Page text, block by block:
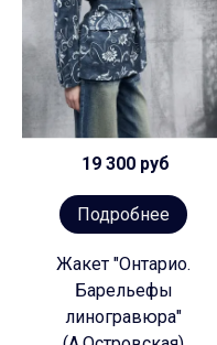
19 300 руб
Подробнее
Жакет "Онтарио.
Барельефы
линогравюра"